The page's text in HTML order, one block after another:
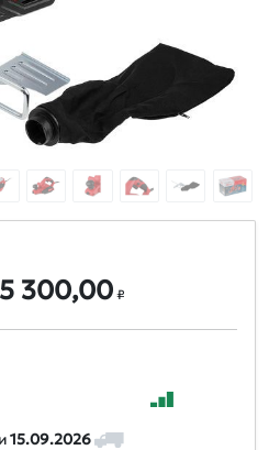
5 300,00 ₽
15.09.2026